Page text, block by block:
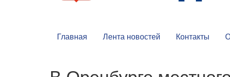
Главная Лента новостей Контакты